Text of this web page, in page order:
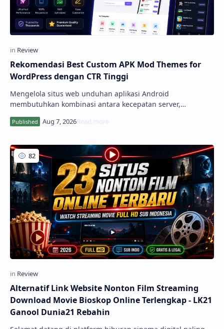
Rekomendasi Best Custom APK Mod Themes for
WordPress dengan CTR Tinggi
Mengelola situs web unduhan aplikasi Android
membutuhkan kombinasi antara kecepatan server,
menghemat waktu pengisian data aplikasi serta
best c...
Alternatif Link Website Nonton Film Streaming
Download Movie Bioskop Online Terlengkap - LK21
Ganool Dunia21 Rebahin